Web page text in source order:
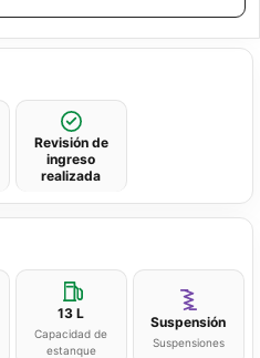
Revisión de
ingreso
realizada
13 L
Capacidad de
estanque
Suspensión
Suspensiones